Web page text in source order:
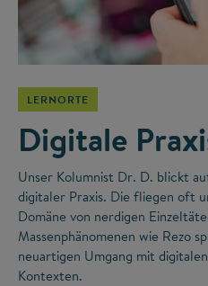
LERNORTE
Digitale
Unser Kolumnist Dr. D. blickt
digitaler Praxis. Die fliegen oft
Domäne von nerdigen
Massenphänomenen wie Rezo
neuartigen Umgang mit
Kontexten.